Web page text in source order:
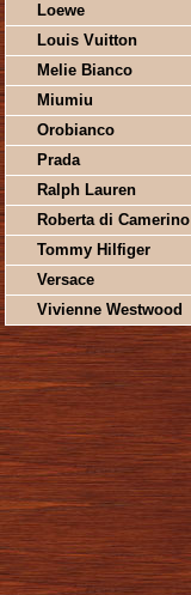
Loewe
Louis Vuitton
Melie Bianco
Miumiu
Orobianco
Prada
Ralph Lauren
Roberta di Camerino
Tommy Hilfiger
Versace
Vivienne Westwood